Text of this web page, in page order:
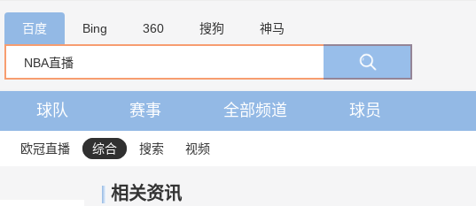
百度 Bing 360 搜狗 神马
球队 赛事 全部频道 球员
欧冠直播 综合 搜索 视频
相关资讯